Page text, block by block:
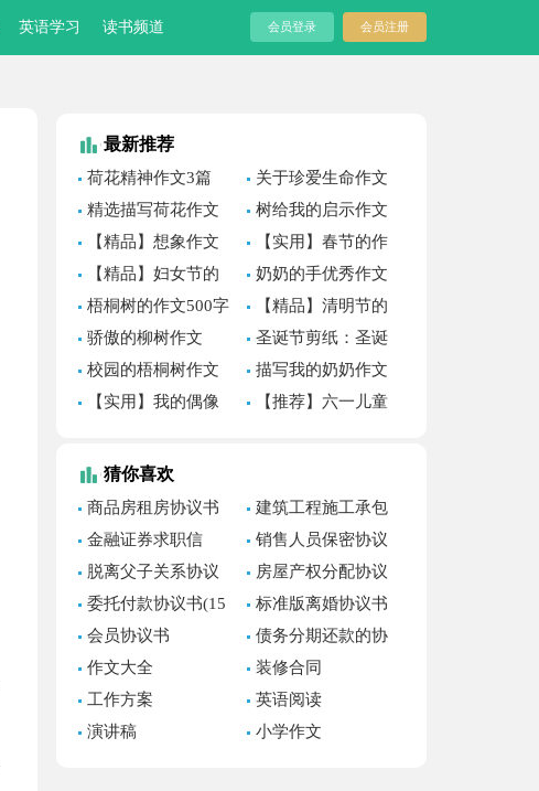
英语学习 读书频道 会员登录 会员注册
最新推荐
荷花精神作文3篇
关于珍爱生命作文
合集十篇
精选描写荷花作文
合集九篇
树给我的启示作文
（通用32篇）
【精品】想象作文
400字四篇
【实用】春节的作
文1100字集锦8篇
【精品】妇女节的
作文300字集锦八篇
奶奶的手优秀作文
集锦10篇
梧桐树的作文500字
【精品】清明节的
作文700字合集十篇
骄傲的柳树作文
圣诞节剪纸：圣诞
树的儿童剪纸教程
校园的梧桐树作文
500字
描写我的奶奶作文
(合集15篇)
【实用】我的偶像
【推荐】六一儿童
猜你喜欢
商品房租房协议书
11篇
建筑工程施工承包
合同(15篇)
金融证券求职信
销售人员保密协议
书
脱离父子关系协议
书(7篇)
房屋产权分配协议
书(集合7篇)
委托付款协议书(15
篇)
标准版离婚协议书
(15篇)
会员协议书
债务分期还款的协
议书
作文大全
装修合同
工作方案
英语阅读
演讲稿
小学作文